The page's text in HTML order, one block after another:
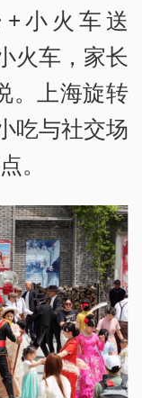
小火车送
火车，家长
。上海旋转
吃与社交场
。